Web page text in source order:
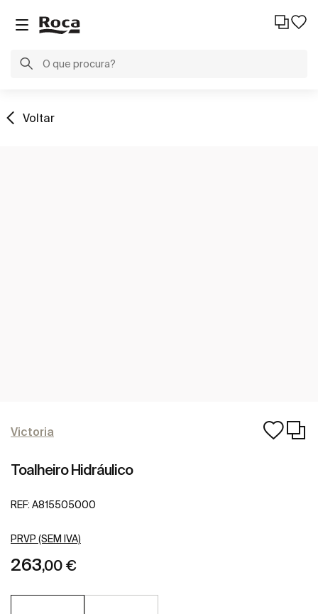
Voltar
Victoria
Toalheiro Hidráulico
REF: A815505000
PRVP (SEM IVA)
263,00 €